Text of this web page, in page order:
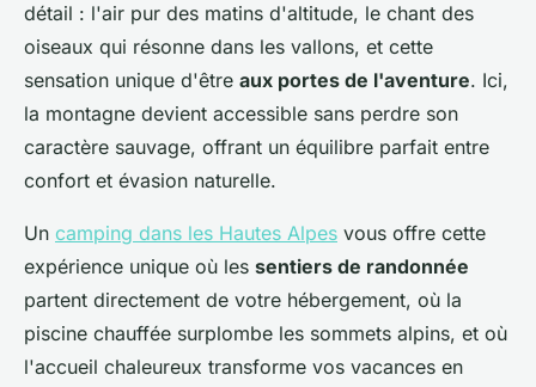
détail : l'air pur des matins d'altitude, le chant des
oiseaux qui résonne dans les vallons, et cette
sensation unique d'être aux portes de l'aventure. Ici,
la montagne devient accessible sans perdre son
caractère sauvage, offrant un équilibre parfait entre
confort et évasion naturelle.
Un camping dans les Hautes Alpes vous offre cette
expérience unique où les sentiers de randonnée
partent directement de votre hébergement, où la
piscine chauffée surplombe les sommets alpins, et où
l'accueil chaleureux transforme vos vacances en